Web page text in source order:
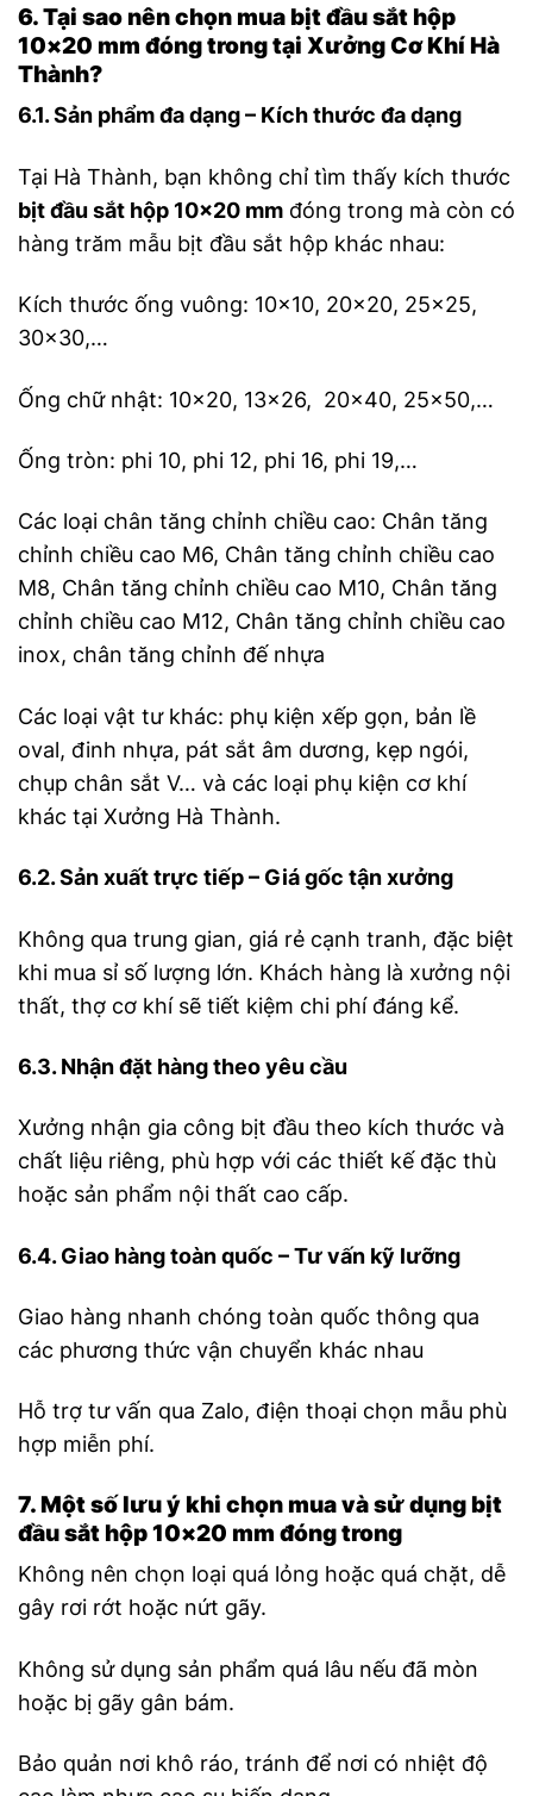
6. Tại sao nên chọn mua bịt đầu sắt hộp
10×20 mm đóng trong tại Xưởng Cơ Khí Hà
Thành?
6.1. Sản phẩm đa dạng – Kích thước đa dạng
Tại Hà Thành, bạn không chỉ tìm thấy kích thước
bịt đầu sắt hộp 10×20 mm đóng trong mà còn có
hàng trăm mẫu bịt đầu sắt hộp khác nhau:
Kích thước ống vuông: 10×10, 20×20, 25×25,
30×30,…
Ống chữ nhật: 10×20, 13×26, 20×40, 25×50,…
Ống tròn: phi 10, phi 12, phi 16, phi 19,…
Các loại chân tăng chỉnh chiều cao: Chân tăng
chỉnh chiều cao M6, Chân tăng chỉnh chiều cao
M8, Chân tăng chỉnh chiều cao M10, Chân tăng
chỉnh chiều cao M12, Chân tăng chỉnh chiều cao
inox, chân tăng chỉnh đế nhựa
Các loại vật tư khác: phụ kiện xếp gọn, bản lề
oval, đinh nhựa, pát sắt âm dương, kẹp ngói,
chụp chân sắt V… và các loại phụ kiện cơ khí
khác tại Xưởng Hà Thành.
6.2. Sản xuất trực tiếp – Giá gốc tận xưởng
Không qua trung gian, giá rẻ cạnh tranh, đặc biệt
khi mua sỉ số lượng lớn. Khách hàng là xưởng nội
thất, thợ cơ khí sẽ tiết kiệm chi phí đáng kể.
6.3. Nhận đặt hàng theo yêu cầu
Xưởng nhận gia công bịt đầu theo kích thước và
chất liệu riêng, phù hợp với các thiết kế đặc thù
hoặc sản phẩm nội thất cao cấp.
6.4. Giao hàng toàn quốc – Tư vấn kỹ lưỡng
Giao hàng nhanh chóng toàn quốc thông qua
các phương thức vận chuyển khác nhau
Hỗ trợ tư vấn qua Zalo, điện thoại chọn mẫu phù
hợp miễn phí.
7. Một số lưu ý khi chọn mua và sử dụng bịt
đầu sắt hộp 10×20 mm đóng trong
Không nên chọn loại quá lỏng hoặc quá chặt, dễ
gây rơi rớt hoặc nứt gãy.
Không sử dụng sản phẩm quá lâu nếu đã mòn
hoặc bị gãy gân bám.
Bảo quản nơi khô ráo, tránh để nơi có nhiệt độ